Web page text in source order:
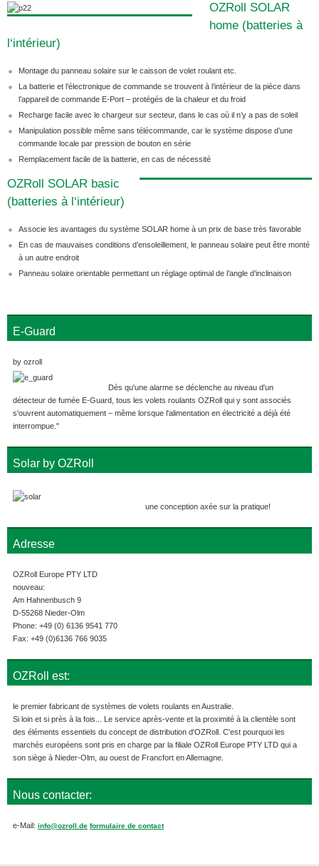
OZRoll SOLAR
home (batteries à
l‘intérieur)
Montage du panneau solaire sur le caisson de volet roulant etc.
La batterie et l’électronique de commande se trouvent à l’intérieur de la pièce dans
l’appareil de commande E-Port – protégés de la chaleur et du froid
Recharge facile avec le chargeur sur secteur, dans le cas où il n’y a pas de soleil
Manipulation possible même sans télécommande, car le système dispose d’une
commande locale par pression de bouton en série
Remplacement facile de la batterie, en cas de nécessité
OZRoll SOLAR basic
(batteries à l‘intérieur)
Associe les avantages du système SOLAR home à un prix de base très favorable
En cas de mauvaises conditions d’ensoleillement, le panneau solaire peut être monté
à un autre endroit
Panneau solaire orientable permettant un réglage optimal de l’angle d’inclinaison
E-Guard
by ozroll
Dès qu'une alarme se déclenche au niveau d'un
détecteur de fumée E-Guard, tous les volets roulants OZRoll qui y sont associés
s'ouvrent automatiquement – même lorsque l'alimentation en électricité a déjà été
interrompue."
Solar by OZRoll
une conception axée sur la pratique!
Adresse
OZRoll Europe PTY LTD
nouveau:
Am Hahnenbusch 9
D-55268 Nieder-Olm
Phone: +49 (0) 6136 9541 770
Fax: +49 (0)6136 766 9035
OZRoll est:
le premier fabricant de systèmes de volets roulants en Australie.
Si loin et si près à la fois... Le service après-vente et la proximité à la clientèle sont
des éléments essentiels du concept de distribution d'OZRoll. C'est pourquoi les
marchés européens sont pris en charge par la filiale OZRoll Europe PTY LTD qui a
son siège à Nieder-Olm, au ouest de Francfort en Allemagne.
Nous contacter:
e-Mail: info@ozroll.de formulaire de contact